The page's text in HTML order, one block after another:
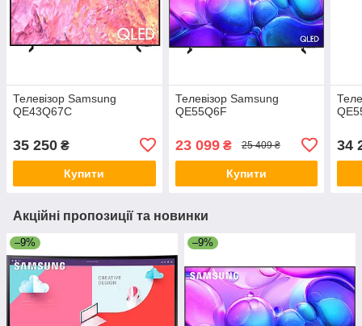
Телевізор Samsung
QE43Q67C
35 250 ₴
Купити
Телевізор Samsung
QE55Q6F
23 099₴ 25 409 ₴
Купити
34
Акційні пропозиції та новинки
–9% –9%